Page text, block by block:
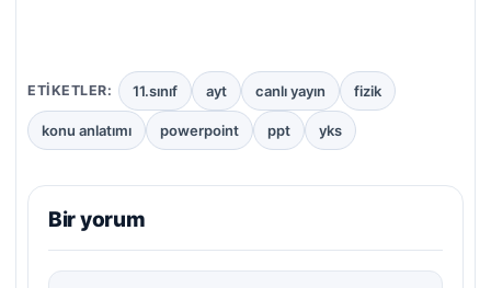
ETIKETLER: 11.sınıf ayt canlı yayın fizik
konu anlatımı powerpoint ppt yks
Bir yorum